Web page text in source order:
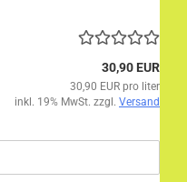
30,90 EUR
30,90 EUR pro liter
inkl. 19% MwSt. zzgl. Versand